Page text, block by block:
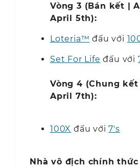
Vòng 3 (Bán kết |
April 5th):
Loteria™ đấu với
Set For Life đấu với
Vòng 4 (Chung
April 7th):
100X đấu với7's
Nhà vô địch chính thức